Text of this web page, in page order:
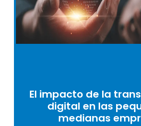
El impacto de la
digital en las
medianas